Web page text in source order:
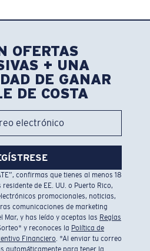
OFERTAS
+ UNA
DE GANAR
DE COSTA
electrónico
confirmas que tienes al menos 18
de EE. UU. o Puerto Rico,
promocionales, noticias,
comunicaciones de marketing
Mar, y has leído y aceptas las Reglas
y reconoces la Política de
Financiero. *Al enviar tu correo
automáticamente para tener la